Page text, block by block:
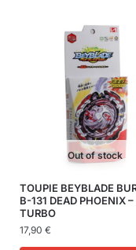
Out of stock
TOUPIE BEYBLADE
B-131 DEAD PHOENIX –
TURBO
17,90 €